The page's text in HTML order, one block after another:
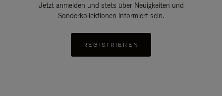
Jetzt anmelden und stets über Neuigkeiten und
Sonderkollektionen informiert sein.
REGISTRIEREN